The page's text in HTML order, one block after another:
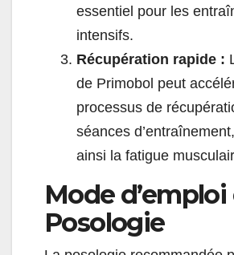
essentiel pour les
intensifs.
Récupération rapide :
de Primobol peut
processus de
séances
ainsi la fatigue
Mode d’emploi
Posologie